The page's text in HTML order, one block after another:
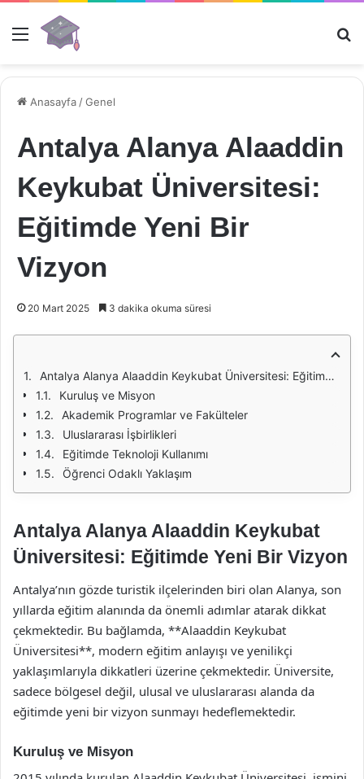
Menü
Anasayfa /Genel
Antalya Alanya Alaaddin
Keykubat Üniversitesi:
Eğitimde Yeni Bir
Vizyon
20 Mart 2025 3 dakika okuma süresi
Antalya Alanya Alaaddin Keykubat Üniversitesi: Eğitimde Yeni Bir Vizyon
Kuruluş ve Misyon
Akademik Programlar ve Fakülteler
Uluslararası İşbirlikleri
Eğitimde Teknoloji Kullanımı
Öğrenci Odaklı Yaklaşım
Antalya Alanya Alaaddin Keykubat
Üniversitesi: Eğitimde Yeni Bir Vizyon
Antalya’nın gözde turistik ilçelerinden biri olan Alanya, son
yıllarda eğitim alanında da önemli adımlar atarak dikkat
çekmektedir. Bu bağlamda, **Alaaddin Keykubat
Üniversitesi**, modern eğitim anlayışı ve yenilikçi
yaklaşımlarıyla dikkatleri üzerine çekmektedir. Üniversite,
sadece bölgesel değil, ulusal ve uluslararası alanda da
eğitimde yeni bir vizyon sunmayı hedeflemektedir.
Kuruluş ve Misyon